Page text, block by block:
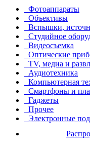
Фотоаппараты
Объективы
Вспышки,
Студийное
Видеосъемка
Оптические
TV, медиа и
Аудиотехника
Компьютерная
Смартфоны и
Гаджеты
Прочее
Электронные